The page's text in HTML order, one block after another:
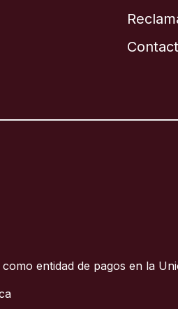
entidad de pagos en la